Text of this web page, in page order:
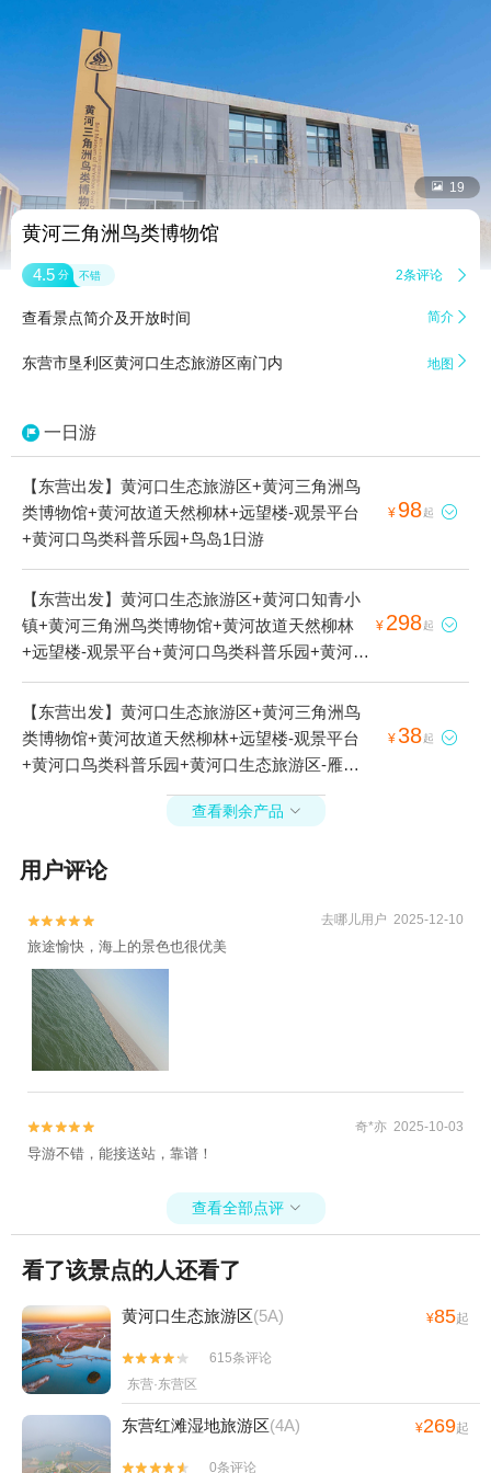
 19
黄河三角洲鸟类博物馆
4.5 分 不错 2条评论 
查看景点简介及开放时间 简介 
东营市垦利区黄河口生态旅游区南门内 地图 
一日游
【东营出发】黄河口生态旅游区+黄河三角洲鸟
类博物馆+黄河故道天然柳林+远望楼-观景平台
+黄河口鸟类科普乐园+鸟岛1日游
¥ 98起 
【东营出发】黄河口生态旅游区+黄河口知青小
镇+黄河三角洲鸟类博物馆+黄河故道天然柳林
+远望楼-观景平台+黄河口鸟类科普乐园+黄河文
化馆1日游
¥ 298起 
【东营出发】黄河口生态旅游区+黄河三角洲鸟
类博物馆+黄河故道天然柳林+远望楼-观景平台
+黄河口鸟类科普乐园+黄河口生态旅游区-雁湖
¥38起 
查看剩余产品 
用户评论

 去哪儿用户 2025-12-10
旅途愉快，海上的景色也很优美

 奇*亦 2025-10-03
导游不错，能接送站，靠谱！
查看全部点评 
看了该景点的人还看了
黄河口生态旅游区(5A) ¥85起


615条评论
东营·东营区
东营红滩湿地旅游区(4A) ¥269起

 0条评论